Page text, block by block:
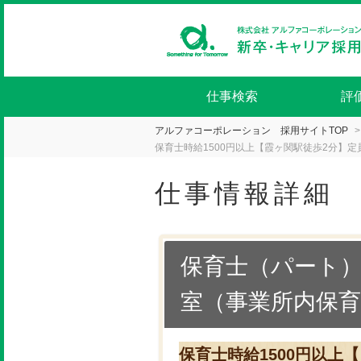
仕事検索 評
アルファコーポレーション 採用サイトTOP
保育士時給1500円以上【霞ヶ関駅徒歩2分】
仕事情報詳細
保育士（パート
室（事業所内保
保育士時給1500円以上